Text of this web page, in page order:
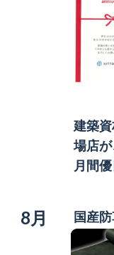
建築
場店が
月間
8月 国産